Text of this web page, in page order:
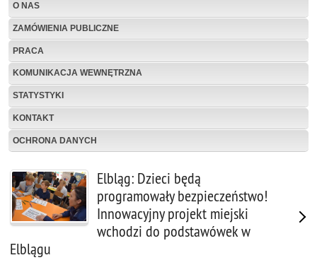
O NAS
ZAMÓWIENIA PUBLICZNE
PRACA
KOMUNIKACJA WEWNĘTRZNA
STATYSTYKI
KONTAKT
OCHRONA DANYCH
Elbląg: Dzieci będą
programowały bezpieczeństwo!
Innowacyjny projekt miejski
wchodzi do podstawówek w
Elblągu